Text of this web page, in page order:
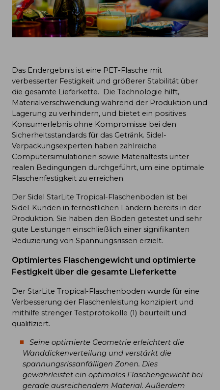
Das Endergebnis ist eine PET-Flasche mit
verbesserter Festigkeit und größerer Stabilität über
die gesamte Lieferkette. Die Technologie hilft,
Materialverschwendung während der Produktion und
Lagerung zu verhindern, und bietet ein positives
Konsumerlebnis ohne Kompromisse bei den
Sicherheitsstandards für das Getränk. Sidel-
Verpackungsexperten haben zahlreiche
Computersimulationen sowie Materialtests unter
realen Bedingungen durchgeführt, um eine optimale
Flaschenfestigkeit zu erreichen.
Der Sidel StarLite Tropical-Flaschenboden ist bei
Sidel-Kunden in fernöstlichen Ländern bereits in der
Produktion. Sie haben den Boden getestet und sehr
gute Leistungen einschließlich einer signifikanten
Reduzierung von Spannungsrissen erzielt.
Optimiertes Flaschengewicht und optimierte
Festigkeit über die gesamte Lieferkette
Der StarLite Tropical-Flaschenboden wurde für eine
Verbesserung der Flaschenleistung konzipiert und
mithilfe strenger Testprotokolle (1) beurteilt und
qualifiziert.
Seine optimierte Geometrie erleichtert die
Wanddickenverteilung und verstärkt die
spannungsrissanfälligen Zonen. Dies
gewährleistet ein optimales Flaschengewicht bei
gerade ausreichendem Material. Außerdem